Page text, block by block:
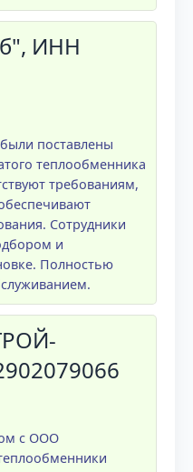
ИНН
поставлены
теплообменника
требованиям,
Сотрудники
и
Полностью
с ООО